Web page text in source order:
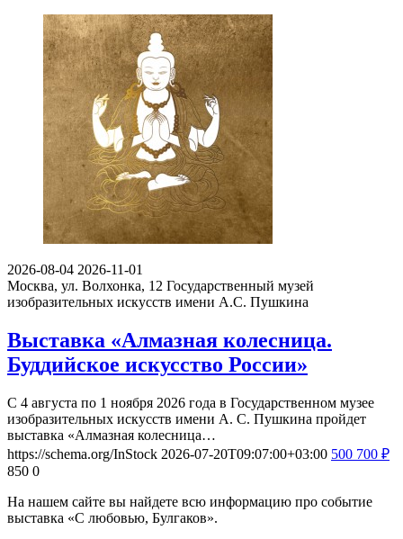
2026-08-04 2026-11-01
Москва, ул. Волхонка, 12 Государственный музей
изобразительных искусств имени А.С. Пушкина
Выставка «Алмазная колесница.
Буддийское искусство России»
С 4 августа по 1 ноября 2026 года в Государственном музее
изобразительных искусств имени А. С. Пушкина пройдет
выставка «Алмазная колесница…
https://schema.org/InStock 2026-07-20T09:07:00+03:00 500 700 ₽
850 0
На нашем сайте вы найдете всю информацию про событие
выставка «С любовью, Булгаков».